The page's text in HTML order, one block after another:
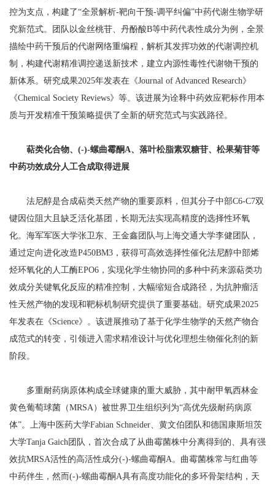
控为支点，构建了“全景解析-靶向干预-调平纠偏”中药代谢生物学研
究新范式。团队以金丝桃苷、丹酚酸B等中药代表性成分为例，全景
描绘中药干预后的代谢网络重编程，解析其发挥功效的代谢调控机
制，构建代谢精准调控递送新技术，建立内源性毒性代谢物干预的
新体系。研究成果2025年发表在《Journal of Advanced Research》
《Chemical Society Reviews》等。该进展为诠释中药效应靶标作用本
质与开发精准干预策略提供了全新的研究范式与实践路径。
萜类化合物、(-)-螺曲霉酮A、落叶松脂素双糖苷、松果菊苷等
中药功效成分人工合成取得进展
法尼醇是合成萜类天然产物的重要原料，但其分子中部C6-C7双
键因位阻大且缺乏活化基团，长期无法实现高精度的选择性环氧
化。海军军医大学张卫东、王金鑫团队与上海交通大学李健团队，
通过定向进化改造P450BM3，获得可高效选择性催化法尼醇中部烯
烃环氧化的人工酶EPO6，实现化学生物协同的多种中药来源萜类功
效成分关键氧化反应的精准控制，大幅缩短合成路径，为抗肿瘤活
性天然产物的发现和靶标机制研究提供了重要基础。研究成果2025
年发表在《Science》。该进展推动了基于化学生物学的天然产物合
成范式的转变，引领进入需求精准设计与优化理想生物催化剂的新
阶段。
多重耐药病原体构成全球健康的重大威胁，其中耐甲氧西林金
黄色葡萄球菌（MRSA）被世界卫生组织列为“高优先级耐药病原
体”。上海中医药大学Fabian Schneider、黄文伯团队和德国康斯坦茨
大学Tanja Gaich团队，首次合成了从曲霉菌株中分离得到的、具有强
效抗MRSA活性的高活性成分(-)-螺曲霉酮A。曲霉菌株常与红曲等
中药伴生，然而(-)-螺曲霉酮A具有高度功能化的多环骨架结构，天